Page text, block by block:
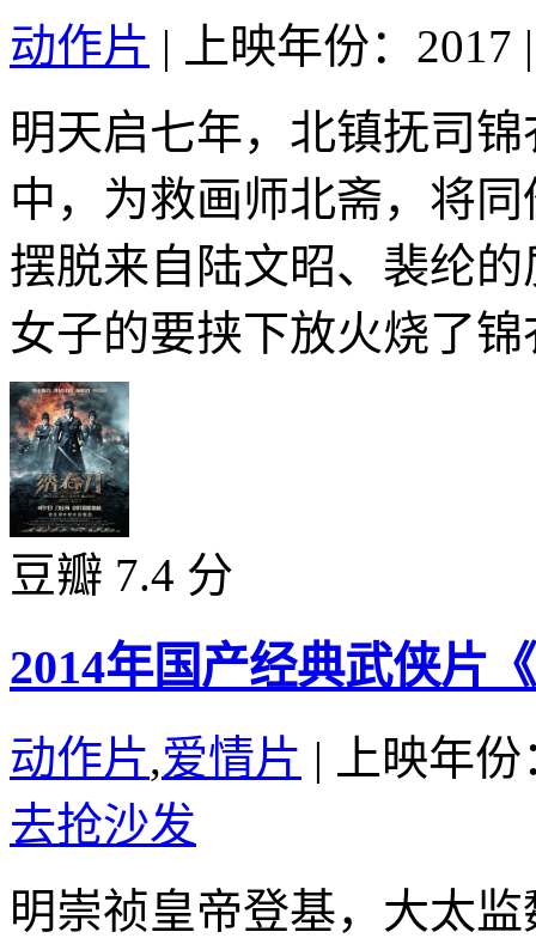
动作片 | 上映年份：2017 |
明天启七年，北镇抚司
中，为救画师北斋，将
摆脱来自陆文昭、裴纶
女子的要挟下放火烧了
豆瓣 7.4 分
2014年国产经典武侠片
动作片,爱情片 |
上映年
去抢沙发
明崇祯皇帝登基，大太